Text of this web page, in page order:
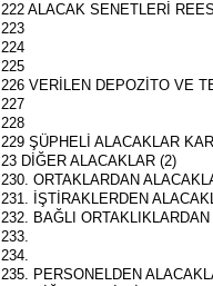
222 ALACAK SENETLERİ
223
224
225
226 VERİLEN DEPOZİTO VE
227
228
229 ŞÜPHELİ ALACAKLAR
23 DİĞER ALACAKLAR (2)
230. ORTAKLARDAN
231. İŞTİRAKLERDEN
232. BAĞLI
233.
234.
235. PERSONELDEN